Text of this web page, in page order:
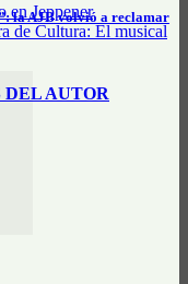
la AJB volvió a reclamar
en Jeppener
de Cultura: El musical
DEL AUTOR